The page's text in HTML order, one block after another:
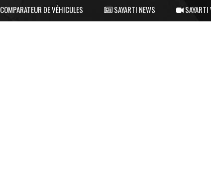
COMPARATEUR DE VÉHICULES SAYARTI NEWS